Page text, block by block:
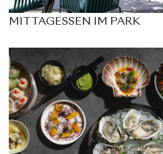
MITTAGESSEN IM PARK